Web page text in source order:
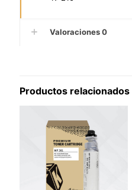
Valoraciones0
Productos relacionados